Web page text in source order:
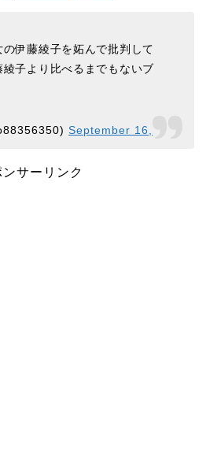
伊藤綾子を妬んで批判して
子より比べるまでもないブ
September 16,
ンサーリンク